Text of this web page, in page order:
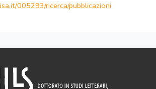
005293/ricerca/pubblicazioni